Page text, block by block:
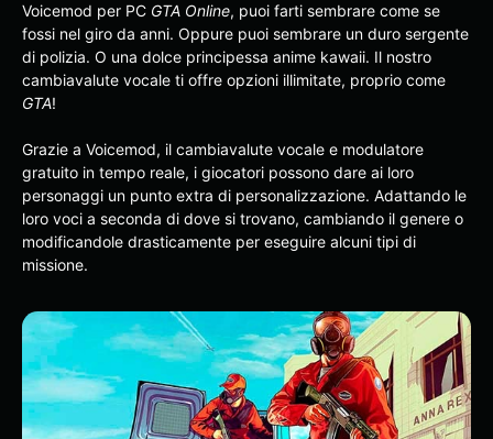
Voicemod per PC GTA Online, puoi farti sembrare come se
fossi nel giro da anni. Oppure puoi sembrare un duro sergente
di polizia. O una dolce principessa anime kawaii. Il nostro
cambiavalute vocale ti offre opzioni illimitate, proprio come
GTA!
Grazie a Voicemod, il cambiavalute vocale e modulatore
gratuito in tempo reale, i giocatori possono dare ai loro
personaggi un punto extra di personalizzazione. Adattando le
loro voci a seconda di dove si trovano, cambiando il genere o
modificandole drasticamente per eseguire alcuni tipi di
missione.